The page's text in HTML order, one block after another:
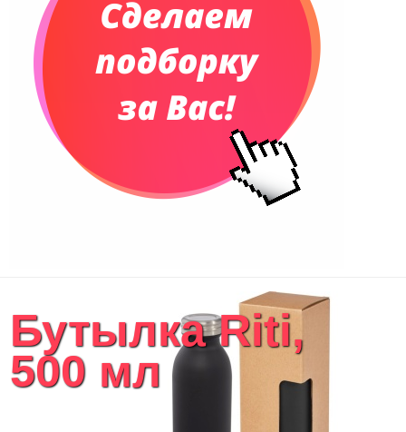
Сумки и Рюкзаки
Сумки для планшетов и ноутбуков
Рюкзаки
Конференц-сумки
Сумки для покупок промо
Несессеры и косметички
Сумки дорожные
Текстиль для ванной комнаты
Кухонные приспособления
Кухонный текстиль
Ножи разделочные доски
Бутылка Riti,
500 мл